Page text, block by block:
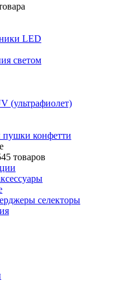
LED
светом
(ультрафиолет)
конфетти
товаров
селекторы